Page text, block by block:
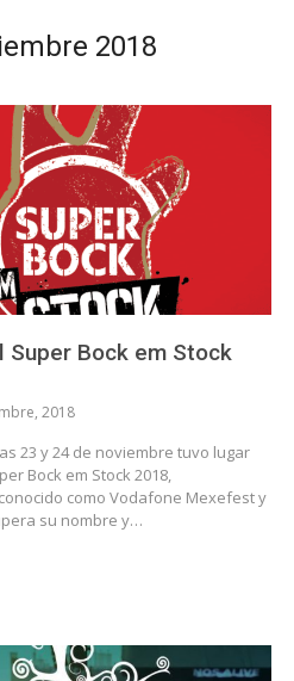
2018
Super Bock em Stock
2018
23 y 24 de noviembre tuvo lugar
Bock em Stock 2018,
como Vodafone Mexefest y
su nombre y…